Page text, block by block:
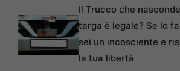
Il Trucco che
targa è legale? Se lo
sei un incosciente e
la tua libertà